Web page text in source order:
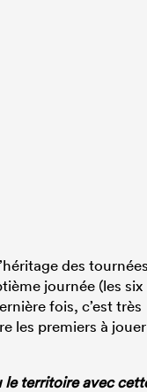
des
journée (les six
fois, c’est très
les premiers à jouer
le territoire avec